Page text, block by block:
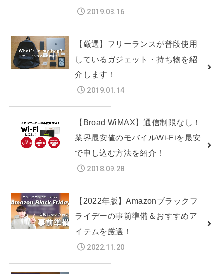
2019.03.16
【厳選】フリーランスが普段使用
しているガジェット・持ち物を紹
介します！
2019.01.14
【Broad WiMAX】通信制限なし！
業界最安値のモバイルWi-Fiを最安
で申し込む方法を紹介！
2018.09.28
【2022年版】Amazonブラックフ
ライデーの事前準備＆おすすめア
イテムを厳選！
2022.11.20